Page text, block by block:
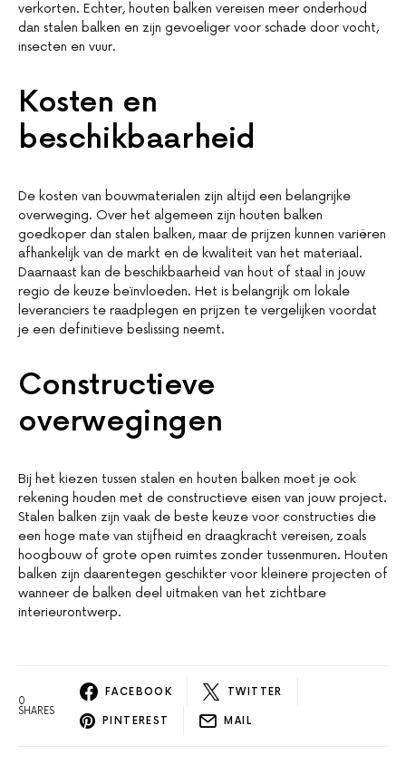
verkorten. Echter, houten balken vereisen meer onderhoud
dan stalen balken en zijn gevoeliger voor schade door vocht,
insecten en vuur.
Kosten en
beschikbaarheid
De kosten van bouwmaterialen zijn altijd een belangrijke
overweging. Over het algemeen zijn houten balken
goedkoper dan stalen balken, maar de prijzen kunnen variëren
afhankelijk van de markt en de kwaliteit van het materiaal.
Daarnaast kan de beschikbaarheid van hout of staal in jouw
regio de keuze beïnvloeden. Het is belangrijk om lokale
leveranciers te raadplegen en prijzen te vergelijken voordat
je een definitieve beslissing neemt.
Constructieve
overwegingen
Bij het kiezen tussen stalen en houten balken moet je ook
rekening houden met de constructieve eisen van jouw project.
Stalen balken zijn vaak de beste keuze voor constructies die
een hoge mate van stijfheid en draagkracht vereisen, zoals
hoogbouw of grote open ruimtes zonder tussenmuren. Houten
balken zijn daarentegen geschikter voor kleinere projecten of
wanneer de balken deel uitmaken van het zichtbare
interieurontwerp.
0
SHARES
FACEBOOK TWITTER
PINTEREST MAIL